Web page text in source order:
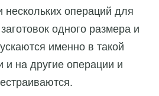
операций для
одного размера и
именно в такой
и на другие операции и